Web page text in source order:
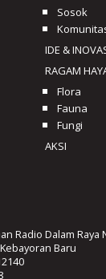
Sosok
IDE &
RAGAM
Flora
Fauna
Fungi
AKSI
Radio Dalam Raya
Baru